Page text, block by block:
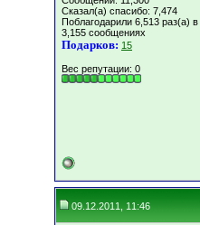
Сказал(а) спасибо: 7,474
Поблагодарили 6,513 раз(а) в
3,155 сообщениях
Подарков: 15
Вес репутации: 0
09.12.2011, 11:46